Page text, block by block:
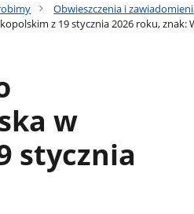
Obwieszczenia i
z 19 stycznia 2026 roku, znak:
w
stycznia